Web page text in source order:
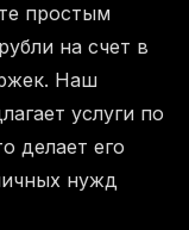
простым
на счет в
Наш
услуги по
делает его
нужд